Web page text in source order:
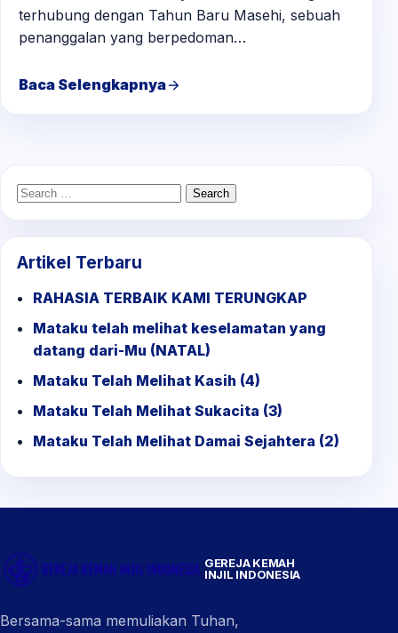
terhubung dengan Tahun Baru Masehi, sebuah
penanggalan yang berpedoman…
Baca Selengkapnya
Search
Artikel Terbaru
RAHASIA TERBAIK KAMI TERUNGKAP
Mataku telah melihat keselamatan yang
datang dari-Mu (NATAL)
Mataku Telah Melihat Kasih (4)
Mataku Telah Melihat Sukacita (3)
Mataku Telah Melihat Damai Sejahtera (2)
GEREJA KEMAH
INJIL INDONESIA
Bersama-sama memuliakan Tuhan,